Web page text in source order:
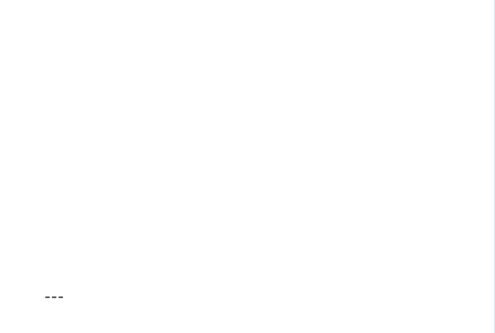
---